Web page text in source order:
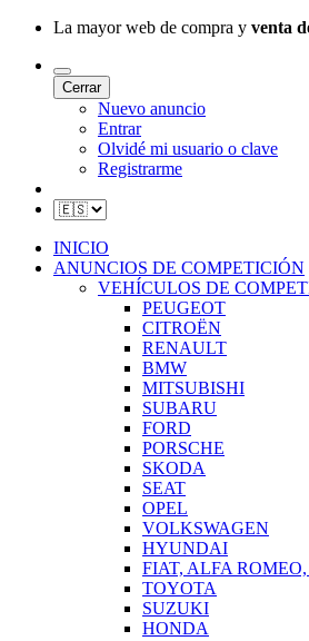
La mayor web de compra y venta
Cerrar
Nuevo anuncio
Entrar
Olvidé mi usuario o clave
Registrarme
INICIO
ANUNCIOS DE COMPETICIÓN
VEHÍCULOS DE
PEUGEOT
CITROËN
RENAULT
BMW
MITSUBISHI
SUBARU
FORD
PORSCHE
SKODA
SEAT
OPEL
VOLKSWAGEN
HYUNDAI
FIAT, ALFA
TOYOTA
SUZUKI
HONDA